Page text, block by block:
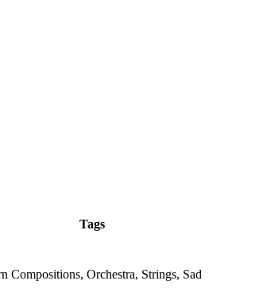
Tags
Compositions, Orchestra, Strings, Sad